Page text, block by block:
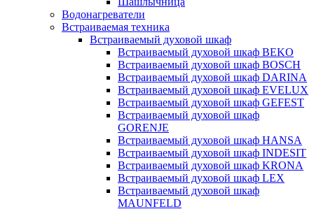
Водонагреватели
Встраиваемая техника
Встраиваемый духовой шкаф
Встраиваемый духовой шкаф BEKO
Встраиваемый духовой шкаф BOSCH
Встраиваемый духовой шкаф DARINA
Встраиваемый духовой шкаф EVELUX
Встраиваемый духовой шкаф GEFEST
Встраиваемый духовой шкаф
GORENJE
Встраиваемый духовой шкаф HANSA
Встраиваемый духовой шкаф INDESIT
Встраиваемый духовой шкаф KRONA
Встраиваемый духовой шкаф LEX
Встраиваемый духовой шкаф
MAUNFELD